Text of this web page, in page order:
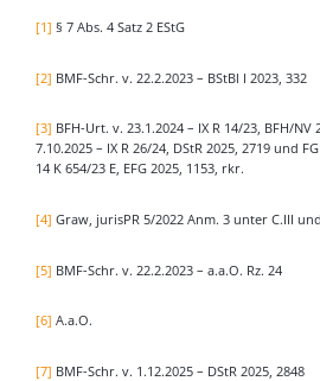
[1] § 7 Abs. 4 Satz 2 EStG
[2] BMF-Schr. v. 22.2.2023 – BStBl I 2023, 332
[3] BFH-Urt. v. 23.1.2024 – IX R 14/23, BFH/NV
7.10.2025 – IX R 26/24, DStR 2025, 2719 und
14 K 654/23 E, EFG 2025, 1153, rkr.
[4] Graw, jurisPR 5/2022 Anm. 3 unter C.III
[5] BMF-Schr. v. 22.2.2023 – a.a.O. Rz. 24
[6] A.a.O.
[7] BMF-Schr. v. 1.12.2025 – DStR 2025, 2848